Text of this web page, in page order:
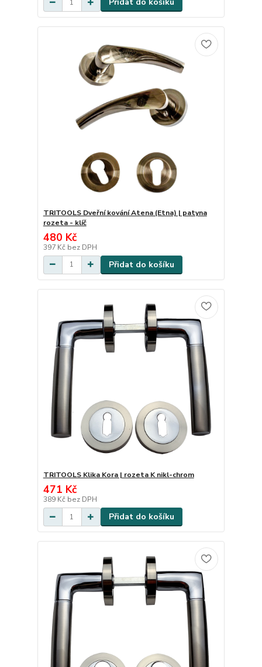
Přidat do košíku
TRITOOLS Dveřní kování Atena (Etna) | patyna
rozeta - klíč
480 Kč
397 Kč bez DPH
Přidat do košíku
TRITOOLS Klika Kora | rozeta K nikl-chrom
471 Kč
389 Kč bez DPH
Přidat do košíku